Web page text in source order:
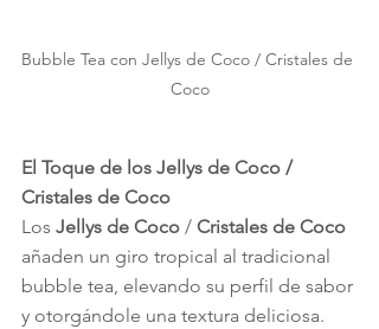
Bubble Tea con Jellys de Coco / Cristales de
Coco
El Toque de los Jellys de Coco /
Cristales de Coco
Los Jellys de Coco / Cristales de Coco
añaden un giro tropical al tradicional
bubble tea, elevando su perfil de sabor
y otorgándole una textura deliciosa.